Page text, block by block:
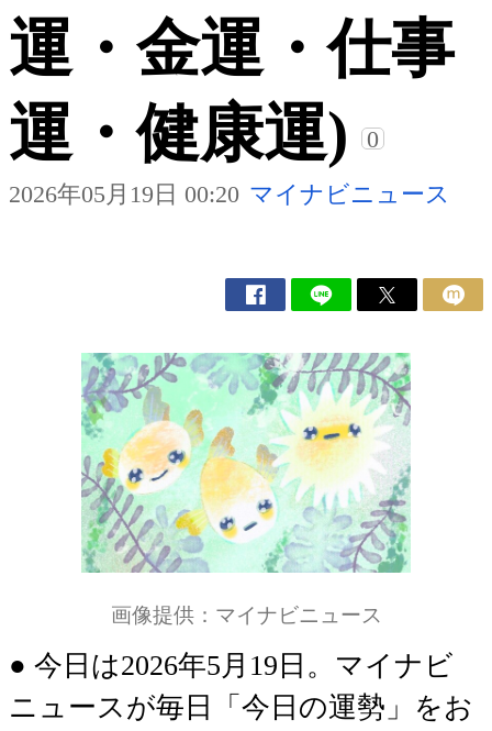
運・金運・仕事
運・健康運)
0
2026年05月19日 00:20 マイナビニュース
画像提供：マイナビニュース
● 今日は2026年5月19日。マイナビ
ニュースが毎日「今日の運勢」をお